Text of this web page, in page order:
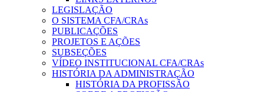
LEGISLAÇÃO
O SISTEMA CFA/CRAs
PUBLICAÇÕES
PROJETOS E AÇÕES
SUBSEÇÕES
VÍDEO INSTITUCIONAL CFA/CRAs
HISTÓRIA DA ADMINISTRAÇÃO
HISTÓRIA DA PROFISSÃO